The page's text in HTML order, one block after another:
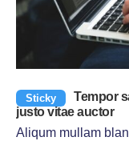
Sticky
Tempor
justo vitae auctor
Aliqum mullam